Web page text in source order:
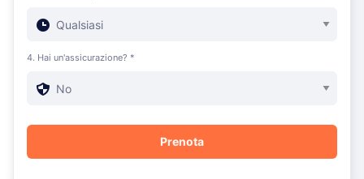
4. Hai un'assicurazione? *